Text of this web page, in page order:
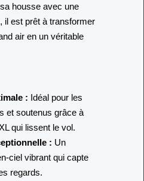
housse avec une
il est prêt à transformer
air en un véritable
: Idéal pour les
et soutenus grâce à
qui lissent le vol.
: Un
ciel vibrant qui capte
regards.